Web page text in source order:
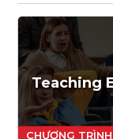
Teaching